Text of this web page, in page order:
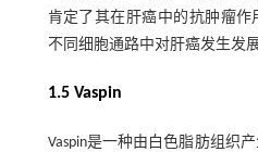
肯定了其在肝癌中的抗肿瘤
不同细胞通路中对肝癌发生发
1.5 Vaspin
Vaspin是一种由白色脂肪组织